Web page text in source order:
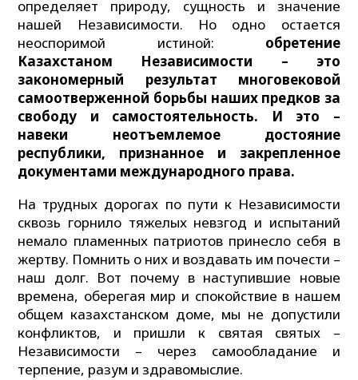
определяет природу, сущность и значение
нашей Независимости. Но одно остается
неоспоримой истиной: обретение
Казахстаном Независимости – это
закономерный результат многовековой
самоотверженной борьбы наших предков за
свободу и самостоятельность. И это –
навеки неотъемлемое достояние
республики, признанное и закрепленное
документами международного права.
На трудных дорогах по пути к Независимости
сквозь горнило тяжелых невзгод и испытаний
немало пламенных патриотов принесло себя в
жертву. Помнить о них и воздавать им почести –
наш долг. Вот почему в наступившие новые
времена, оберегая мир и спокойствие в нашем
общем казахстанском доме, мы не допустили
конфликтов, и пришли к святая святых –
Независимости – через самообладание и
терпение, разум и здравомыслие.